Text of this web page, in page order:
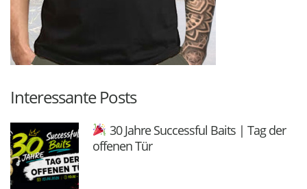
Interessante Posts
30 Jahre Successful Baits | Tag der
offenen Tür